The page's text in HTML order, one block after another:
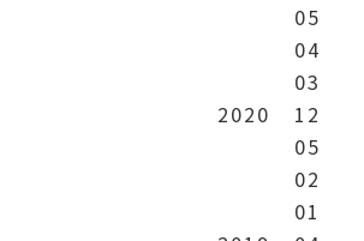
05
04
03
2020
12
05
02
01